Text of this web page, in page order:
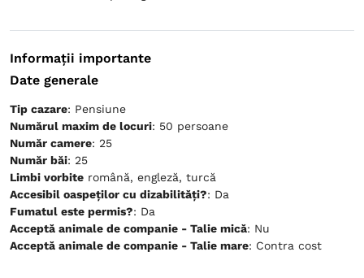
Informații importante
Date generale
Tip cazare: Pensiune
Numărul maxim de locuri: 50 persoane
Număr camere: 25
Număr băi: 25
Limbi vorbite română, engleză, turcă
Accesibil oaspeților cu dizabilități?
: Da
Fumatul este permis?
: Da
Acceptă animale de companie - Talie mică
: Nu
Acceptă animale de companie - Talie mare
: Contra cost